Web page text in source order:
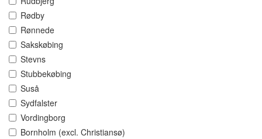
Rødby
Rønnede
Sakskøbing
Stevns
Stubbekøbing
Suså
Sydfalster
Vordingborg
Bornholm (excl. Christiansø)